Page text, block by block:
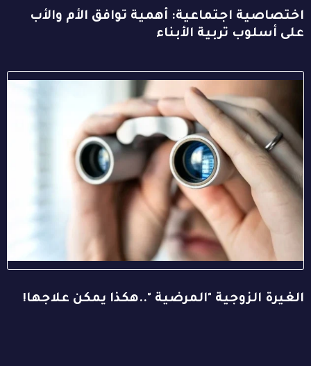
اختصاصية اجتماعية: أهمية توافق الأم والأب
على أسلوب تربية الأبناء
الغيرة الزوجية "المرضية "..هكذا يمكن علاجها!